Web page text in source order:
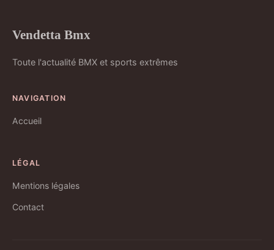
Vendetta Bmx
Toute l'actualité BMX et sports extrêmes
NAVIGATION
Accueil
LÉGAL
Mentions légales
Contact